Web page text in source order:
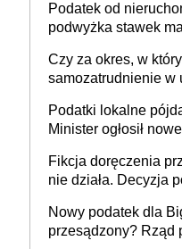
Podatek od
podwyżka stawek
budynków i lokali
prowadzeniem
Czy za okres, w
samozatrudnienie w
umowy
racjonalnym
Podatki lokalne
Minister ogłosił
Fikcja doręczenia
nie działa. Decyzja
Nowy podatek dla
przesądzony? Rząd